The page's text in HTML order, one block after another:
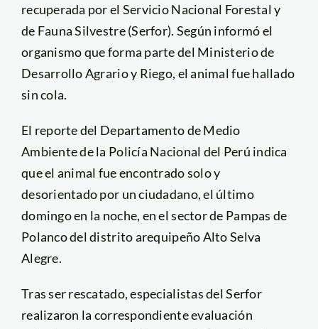
recuperada por el Servicio Nacional Forestal y
de Fauna Silvestre (Serfor). Según informó el
organismo que forma parte del Ministerio de
Desarrollo Agrario y Riego, el animal fue hallado
sin cola.
El reporte del Departamento de Medio
Ambiente de la Policía Nacional del Perú indica
que el animal fue encontrado solo y
desorientado por un ciudadano, el último
domingo en la noche, en el sector de Pampas de
Polanco del distrito arequipeño Alto Selva
Alegre.
Tras ser rescatado, especialistas del Serfor
realizaron la correspondiente evaluación